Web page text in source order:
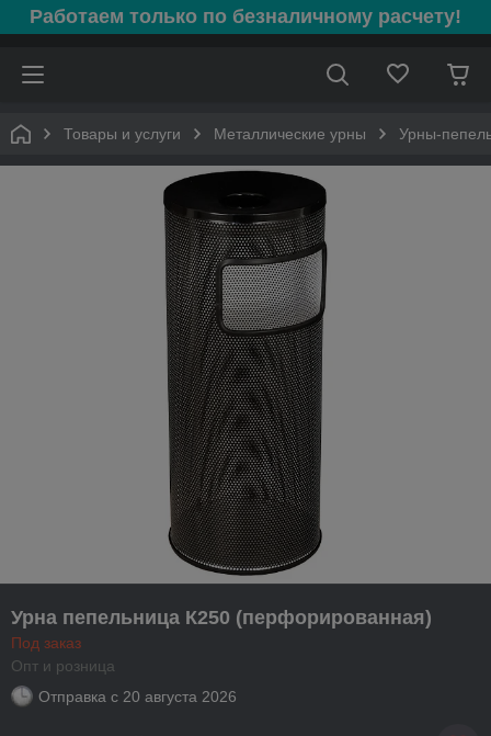
Работаем только по безналичному расчету!
Товары и услуги Металлические урны Урны-
Урна пепельница К250 (перфорированная)
Под заказ
Опт и розница
Отправка с 20 августа 2026